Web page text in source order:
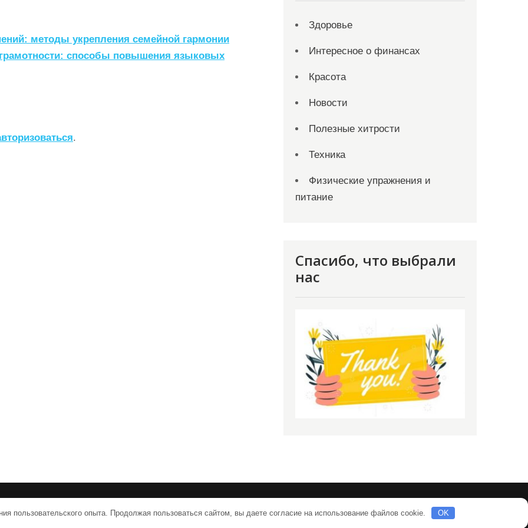
методы укрепления семейной гармонии
способы повышения языковых
.
Здоровье
Интересное о финансах
Красота
Новости
Полезные хитрости
Техника
Физические упражнения и
питание
Спасибо, что выбрали
нас
пользовательского опыта. Продолжая пользоваться сайтом, вы даете согласие на использование файлов cookie. OK